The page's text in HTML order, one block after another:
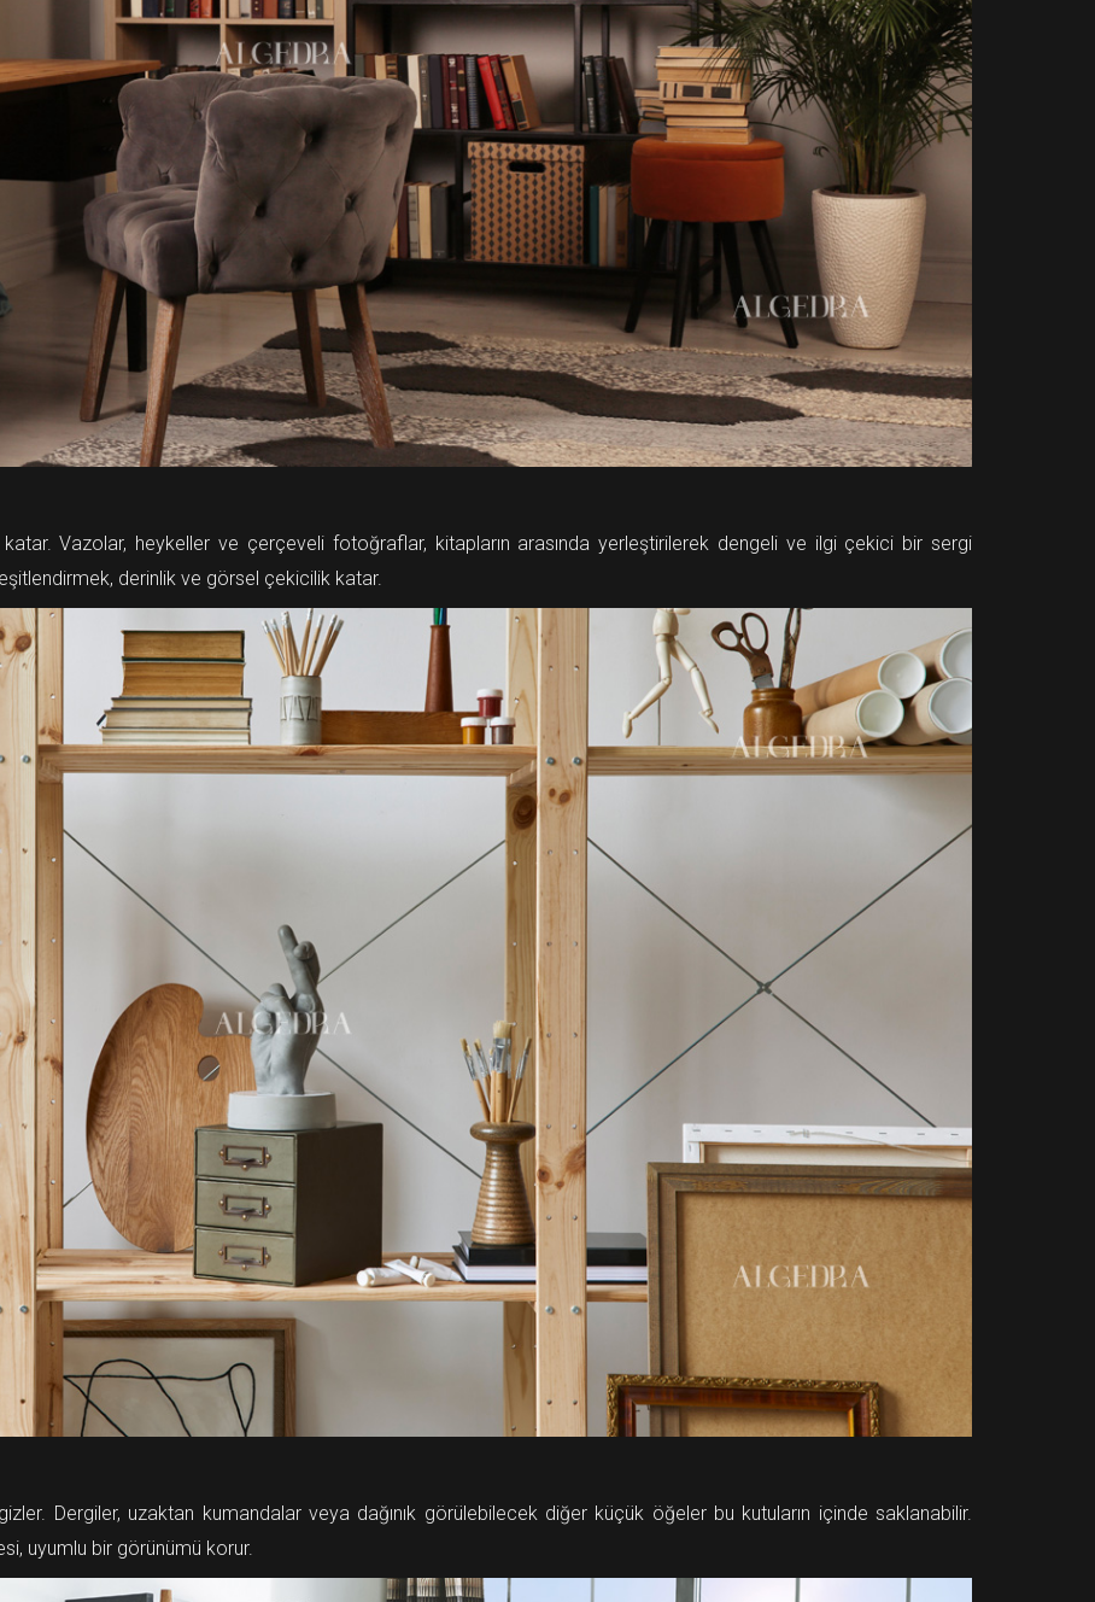
katar. Vazolar, heykeller ve çerçeveli fotoğraflar, kitapların arasında yerleştirilerek dengeli ve ilgi çekici bir sergi
derinlik ve görsel çekicilik katar.
Dergiler, uzaktan kumandalar veya dağınık görülebilecek diğer küçük öğeler bu kutuların içinde saklanabilir.
uyumlu bir görünümü korur.